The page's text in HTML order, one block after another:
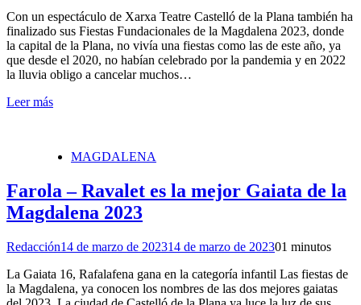
Con un espectáculo de Xarxa Teatre Castelló de la Plana también ha
finalizado sus Fiestas Fundacionales de la Magdalena 2023, donde
la capital de la Plana, no vivía una fiestas como las de este año, ya
que desde el 2020, no habían celebrado por la pandemia y en 2022
la lluvia obligo a cancelar muchos…
Leer más
MAGDALENA
Farola – Ravalet es la mejor Gaiata de la
Magdalena 2023
Redacción14 de marzo de 202314 de marzo de 202301 minutos
La Gaiata 16, Rafalafena gana en la categoría infantil Las fiestas de
la Magdalena, ya conocen los nombres de las dos mejores gaiatas